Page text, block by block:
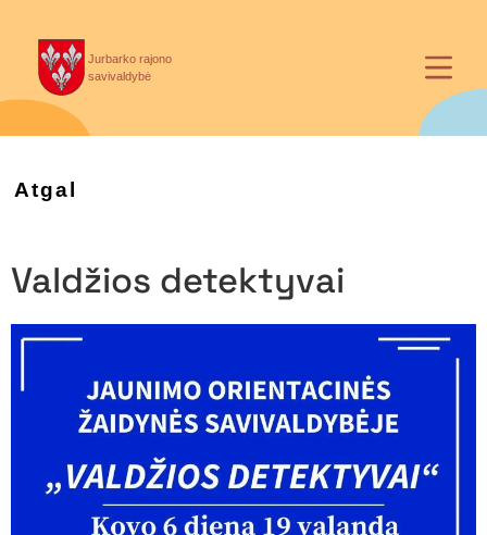
Jurbarko rajono
savivaldybė
Atgal
Valdžios detektyvai